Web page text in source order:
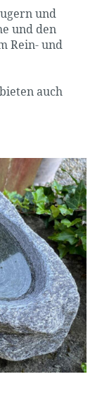
und
und den
Rein- und
auch